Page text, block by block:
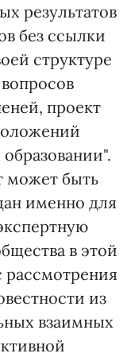
результатов
без ссылки
структуре
проект
может быть
именно для
в этой
рассмотрения
из
взаимных